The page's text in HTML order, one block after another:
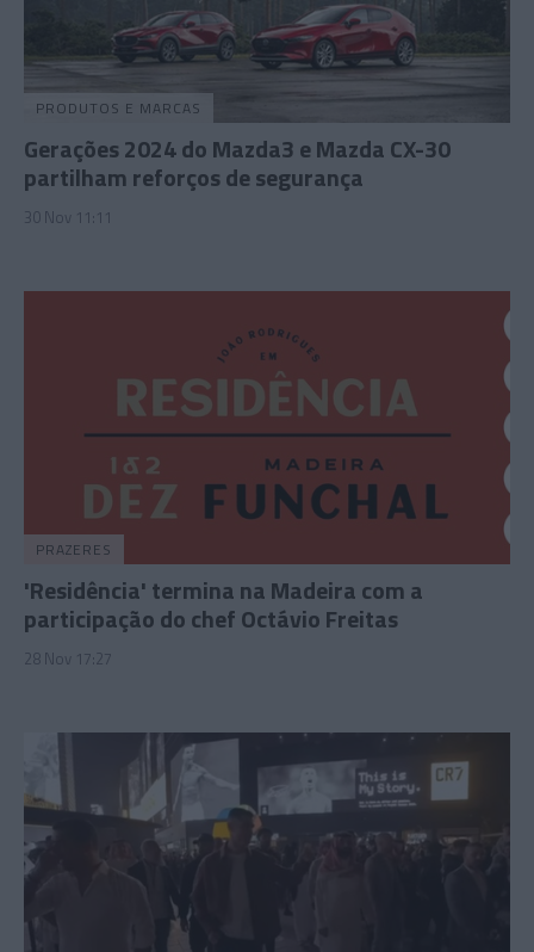
PRODUTOS E MARCAS
Gerações 2024 do Mazda3 e Mazda CX-30
partilham reforços de segurança
30 Nov 11:11
PRAZERES
'Residência' termina na Madeira com a
participação do chef Octávio Freitas
28 Nov 17:27